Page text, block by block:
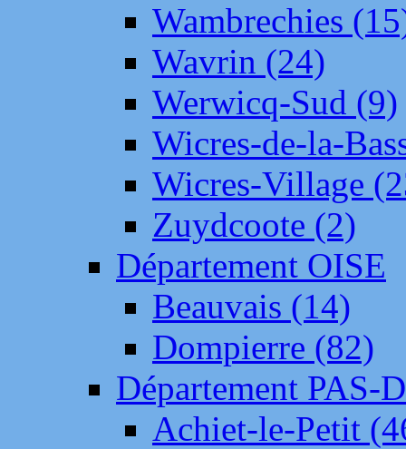
Wambrechies
Wavrin (24)
Werwicq-Sud (9)
Wicres-de-la-
Wicres-Village
Zuydcoote (2)
Département OISE
Beauvais (14)
Dompierre (82)
Département PAS-
Achiet-le-Petit